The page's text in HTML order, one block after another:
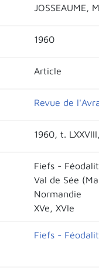
JOSSEAUME,
1960
Article
Revue de
1960, t.
Fiefs -
Val de Sée
Normandie
XVe, XVIe
Fiefs -